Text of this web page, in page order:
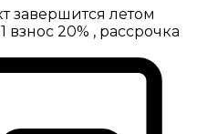
завершится летом
20% , рассрочка